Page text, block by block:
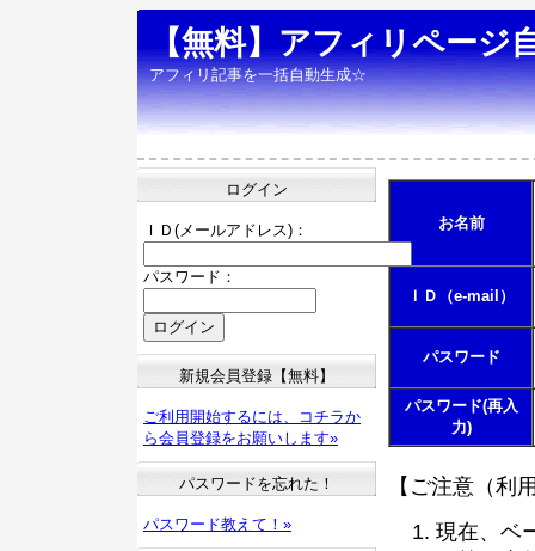
【無料】アフィリページ
アフィリ記事を一括自動生成☆
お名前
ＩＤ（e-mail）
パスワード
パスワード(再入
力)
【ご注意（利
現在、ベ
ログイン
ＩＤ(メールアドレス)：
パスワード：
新規会員登録【無料】
ご利用開始するには、コチラか
ら会員登録をお願いします»
パスワードを忘れた！
パスワード教えて！»